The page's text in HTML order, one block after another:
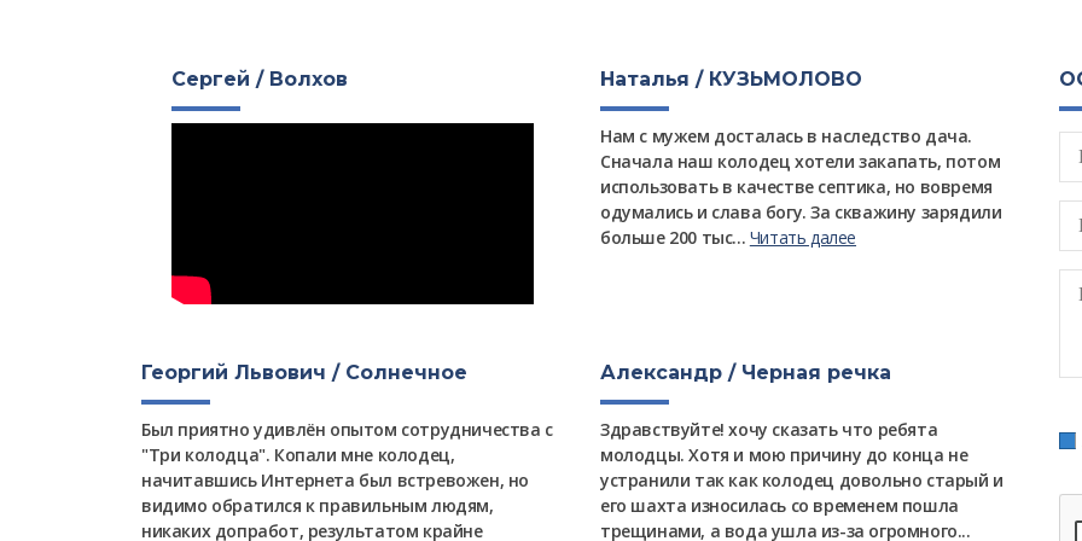
Сергей / Волхов
Георгий Львович / Солнечное
Был приятно удивлён опытом сотрудничества с
"Три колодца". Копали мне колодец,
начитавшись Интернета был встревожен, но
видимо обратился к правильным людям,
никаких допработ, результатом крайне
Наталья / КУЗЬМОЛОВО
Нам с мужем досталась в наследство дача.
Сначала наш колодец хотели закапать, потом
использовать в качестве септика, но вовремя
одумались и слава богу. За скважину зарядили
больше 200 тыс... Читать далее
Александр / Черная речка
Здравствуйте! хочу сказать что ребята
молодцы. Хотя и мою причину до конца не
устранили так как колодец довольно старый и
его шахта износилась со временем пошла
трещинами, а вода ушла из-за огромного...